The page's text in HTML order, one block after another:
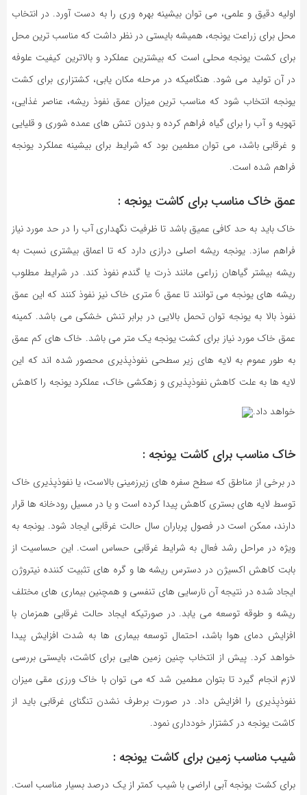
اولیه دقیق و علمی، می توان بیشینه بهره وری را به دست آورد. در انتخاب
محل برای زراعت یونجه، همیشه بایستی در نظر داشت که مناسب ترین محل
برای کشت یونجه محلی است که بیشترین عملکرد و بالاترین کیفیت علوفه
در آن تولید می شود. هنگامیکه در مرحله مکان یابی، کشتزاری برای کشت
یونجه انتخاب شود که مناسب ترین میزان عمق نفوذ ریشه، عناصر غذایی،
تهویه و آب را برای گیاه فراهم کرده و بدون تنش های عمده شوری و قلیایی
و غرقابی باشد، می توان مطمین بود که شرایط برای بیشینه عملکرد یونجه
فراهم شده است.
عمق خاک مناسب برای کاشت یونجه :
خاک باید به حد کافی عمیق باشد تا ظرفیت نگهداری آب را در حد مورد نیاز
فراهم سازد. یونجه ریشه اصلی درازی دارد که تا اعماق بیشتری نسبت به
ریشه بیشتر گیاهان زراعی مانند ذرت یا گندم نفوذ کند. در شرایط مطلوب
ریشه های یونجه می توانند تا عمق 6 متری خاک نیز نفوذ کنند که این عمق
نفوذ بالا به یونجه توان تحمل بالایی در برابر تنش خشکی می باشد. کمینه
عمق خاک مورد نیاز برای کشت یونجه یک متر می باشد. خاک های کم عمق
به طور عموم به لایه های زیر سطحی نفوذپذیری محصور شده اند که این
لایه ها به علت کاهش نفوذپذیری و زهکشی خاک، عملکرد یونجه را کاهش
خواهد داد.
خاک مناسب برای کاشت یونجه :
در برخی از مناطق که سطح سفره های زیرزمینی بالاست، یا نفوذپذیری خاک
توسط لایه های بستری کاهش پیدا کرده است و یا در مسیل رودخانه ها قرار
دارند، ممکن است در فصول پرباران سال حالت غرقابی ایجاد شود. یونجه به
ویژه در مراحل رشد فعال به شرایط غرقابی حساس است. این حساسیت از
بابت کاهش اکسیژن در دسترس ریشه ها و گره های تثبیت کننده نیتروژن
ایجاد شده در نتیجه آن نارسایی های تنفسی و همچنین بیماری های مختلف
ریشه و طوقه توسعه می یابد. در صورتیکه ایجاد حالت غرقابی همزمان با
افزایش دمای هوا باشد، احتمال توسعه بیماری ها به شدت افزایش پیدا
خواهد کرد. پیش از انتخاب چنین زمین هایی برای کاشت، بایستی بررسی
لازم انجام گیرد تا بتوان مطمین شد که می توان با خاک ورزی مقی میزان
نفوذپذیری را افزایش داد. در صورت برطرف نشدن تنگنای غرقابی باید از
کاشت یونجه در کشتزار خودداری نمود.
شیب مناسب زمین برای کاشت یونجه :
برای کشت یونجه آبی اراضی با شیب کمتر از یک درصد بسیار مناسب است.